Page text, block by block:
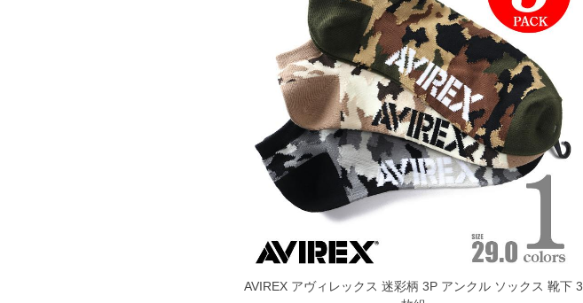
AVIREX アヴィレックス 迷彩柄 3P アンクル ソックス 靴下 3